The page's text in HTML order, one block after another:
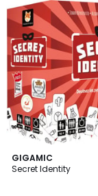
GIGAMIC
Secret Identity